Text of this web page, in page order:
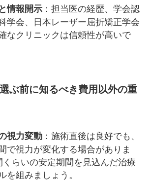
情報開示：担当医の経歴、学会認
学会、日本レーザー屈折矯正学会
なクリニックは信頼性が高いで
ぶ前に知るべき費用以外の重
視力変動：施術直後は良好でも、
で視力が変化する場合がありま
らいの安定期間を見込んだ治療
を組みましょう。